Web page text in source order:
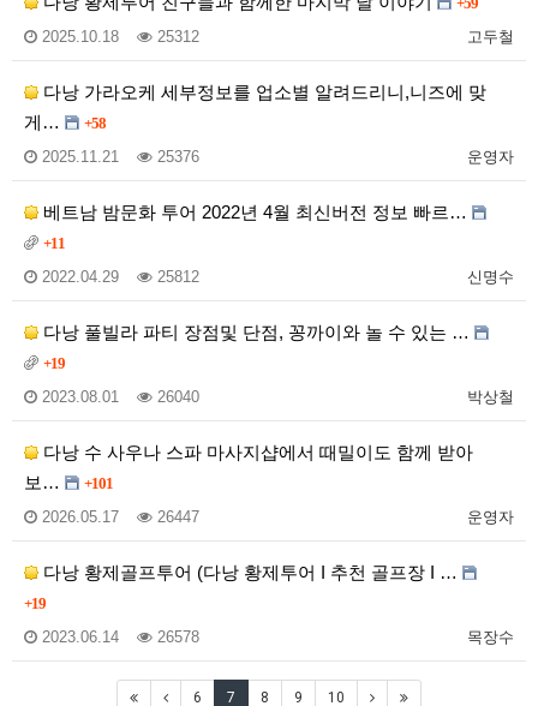
+59
고두철
2025.10.18 25312
다낭 가라오케 세부정보를 업소별 알려드리니,니즈에 맞
게…
+58
운영자
2025.11.21 25376
베트남 밤문화 투어 2022년 4월 최신버전 정보 빠르…
+11
신명수
2022.04.29 25812
다낭 풀빌라 파티 장점및 단점, 꽁까이와 놀 수 있는 …
+19
박상철
2023.08.01 26040
다낭 수 사우나 스파 마사지샵에서 때밀이도 함께 받아
보…
+101
운영자
2026.05.17 26447
다낭 황제골프투어 (다낭 황제투어 I 추천 골프장 I …
+19
목장수
2023.06.14 26578
6 7 8 9 10